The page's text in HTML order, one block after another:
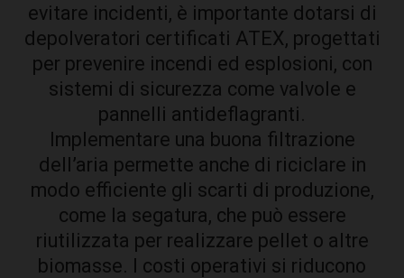
evitare incidenti, è importante dotarsi di
depolveratori certificati ATEX, progettati
per prevenire incendi ed esplosioni, con
sistemi di sicurezza come valvole e
pannelli antideflagranti.
Implementare una buona filtrazione
dell’aria permette anche di riciclare in
modo efficiente gli scarti di produzione,
come la segatura, che può essere
riutilizzata per realizzare pellet o altre
biomasse. I costi operativi si riducono